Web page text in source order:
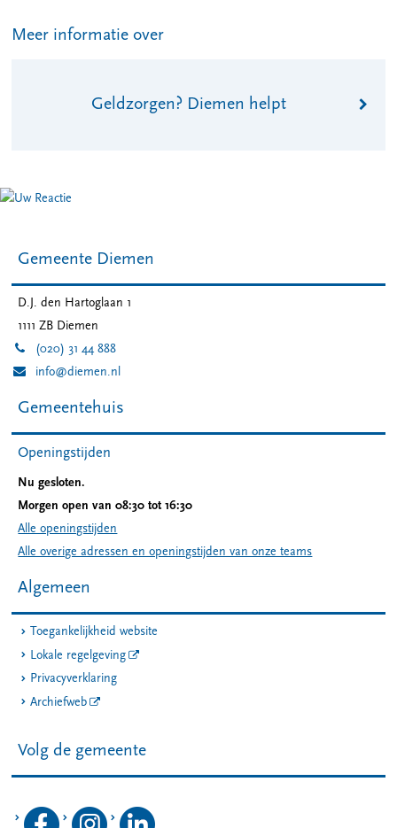
Meer informatie over
Geldzorgen? Diemen helpt
Gemeente Diemen
D.J. den Hartoglaan 1
1111 ZB Diemen
(020) 31 44 888
info@diemen.nl
Gemeentehuis
Openingstijden
Nu gesloten.
Morgen open van 08:30 tot 16:30
Alle openingstijden
Alle overige adressen en openingstijden van onze teams
Algemeen
Toegankelijkheid website
Lokale regelgeving
Privacyverklaring
Archiefweb
Volg de gemeente